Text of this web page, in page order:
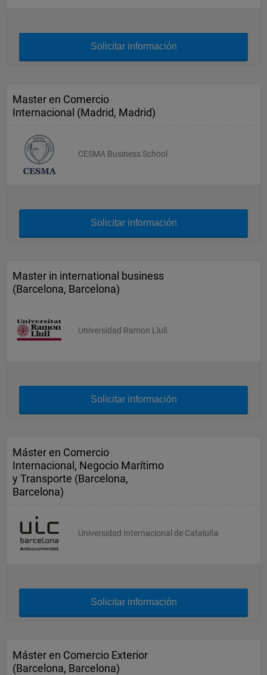
Solicitar información
Master en Comercio
Internacional (Madrid, Madrid)
CESMA Business School
Solicitar información
Master in international business
(Barcelona, Barcelona)
Universidad Ramon Llull
Solicitar información
Máster en Comercio
Internacional, Negocio Marítimo
y Transporte (Barcelona,
Barcelona)
Universidad Internacional de Cataluña
Solicitar información
Máster en Comercio Exterior
(Barcelona, Barcelona)